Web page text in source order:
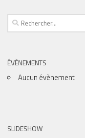
Rechercher :
ÉVÈNEMENTS
Aucun évènement
SLIDESHOW